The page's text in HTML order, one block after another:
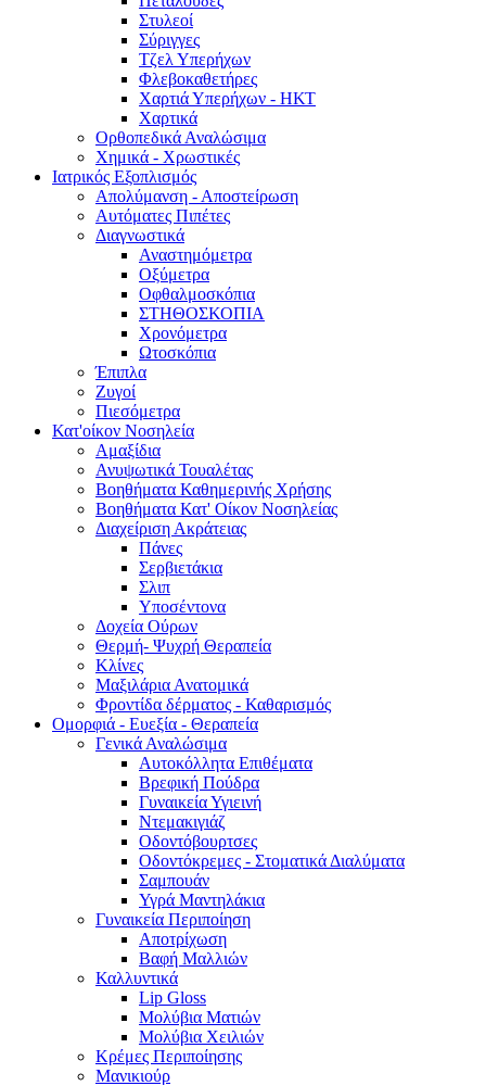
Στυλεοί
Σύριγγες
Τζελ Υπερήχων
Φλεβοκαθετήρες
Χαρτιά Υπερήχων - ΗΚΤ
Χαρτικά
Ορθοπεδικά Αναλώσιμα
Χημικά - Χρωστικές
Ιατρικός Εξοπλισμός
Απολύμανση - Αποστείρωση
Αυτόματες Πιπέτες
Διαγνωστικά
Αναστημόμετρα
Οξύμετρα
Οφθαλμοσκόπια
ΣΤΗΘΟΣΚΟΠΙΑ
Χρονόμετρα
Ωτοσκόπια
Έπιπλα
Ζυγοί
Πιεσόμετρα
Κατ'οίκον Νοσηλεία
Αμαξίδια
Ανυψωτικά Τουαλέτας
Βοηθήματα Καθημερινής Χρήσης
Βοηθήματα Κατ' Οίκον Νοσηλείας
Διαχείριση Ακράτειας
Πάνες
Σερβιετάκια
Σλιπ
Υποσέντονα
Δοχεία Ούρων
Θερμή- Ψυχρή Θεραπεία
Κλίνες
Μαξιλάρια Ανατομικά
Φροντίδα δέρματος - Καθαρισμός
Ομορφιά - Ευεξία - Θεραπεία
Γενικά Αναλώσιμα
Αυτοκόλλητα Επιθέματα
Βρεφική Πούδρα
Γυναικεία Υγιεινή
Ντεμακιγιάζ
Οδοντόβουρτσες
Οδοντόκρεμες - Στοματικά Διαλύματα
Σαμπουάν
Υγρά Μαντηλάκια
Γυναικεία Περιποίηση
Αποτρίχωση
Βαφή Μαλλιών
Καλλυντικά
Lip Gloss
Μολύβια Ματιών
Μολύβια Χειλιών
Κρέμες Περιποίησης
Μανικιούρ